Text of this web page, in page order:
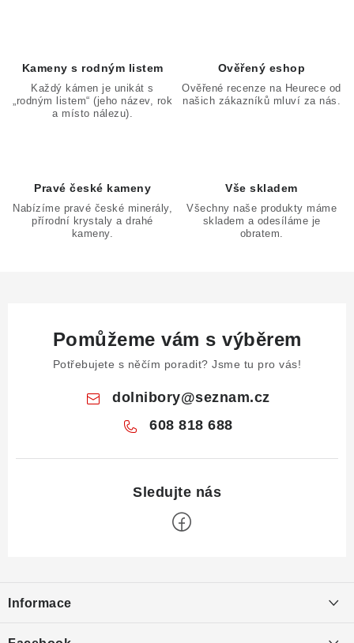
y
s
Kameny s rodným listem
Každý kámen je unikát s
„rodným listem“ (jeho název, rok
a místo nálezu).
Ověřený eshop
Ověřené recenze na Heurece od
našich zákazníků mluví za nás.
Pravé české kameny
Nabízíme pravé české minerály,
přírodní krystaly a drahé
kameny.
Vše skladem
Všechny naše produkty máme
skladem a odesíláme je
obratem.
Pomůžeme vám s výběrem
Potřebujete s něčím poradit? Jsme tu pro vás!
dolnibory@seznam.cz
608 818 688
p
a
Informace